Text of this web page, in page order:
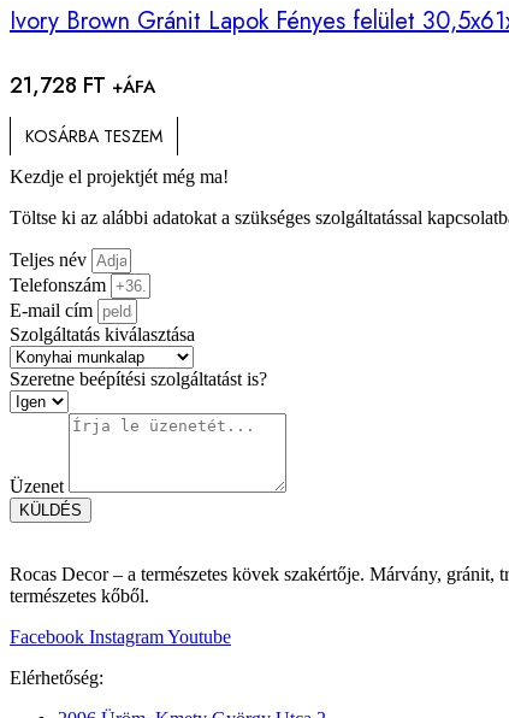
Ivory Brown Gránit Lapok Fényes felület
21,728 FT +ÁFA
KOSÁRBA TESZEM
Kezdje el projektjét még ma!
Töltse ki az alábbi adatokat a szükséges szolgáltatással
Teljes név
Telefonszám
E-mail cím
Szolgáltatás kiválasztása
Szeretne beépítési szolgáltatást is?
Üzenet
KÜLDÉS
Rocas Decor – a természetes kövek szakértője. Márvány,
természetes kőből.
Facebook InstagramYoutube
Elérhetőség: